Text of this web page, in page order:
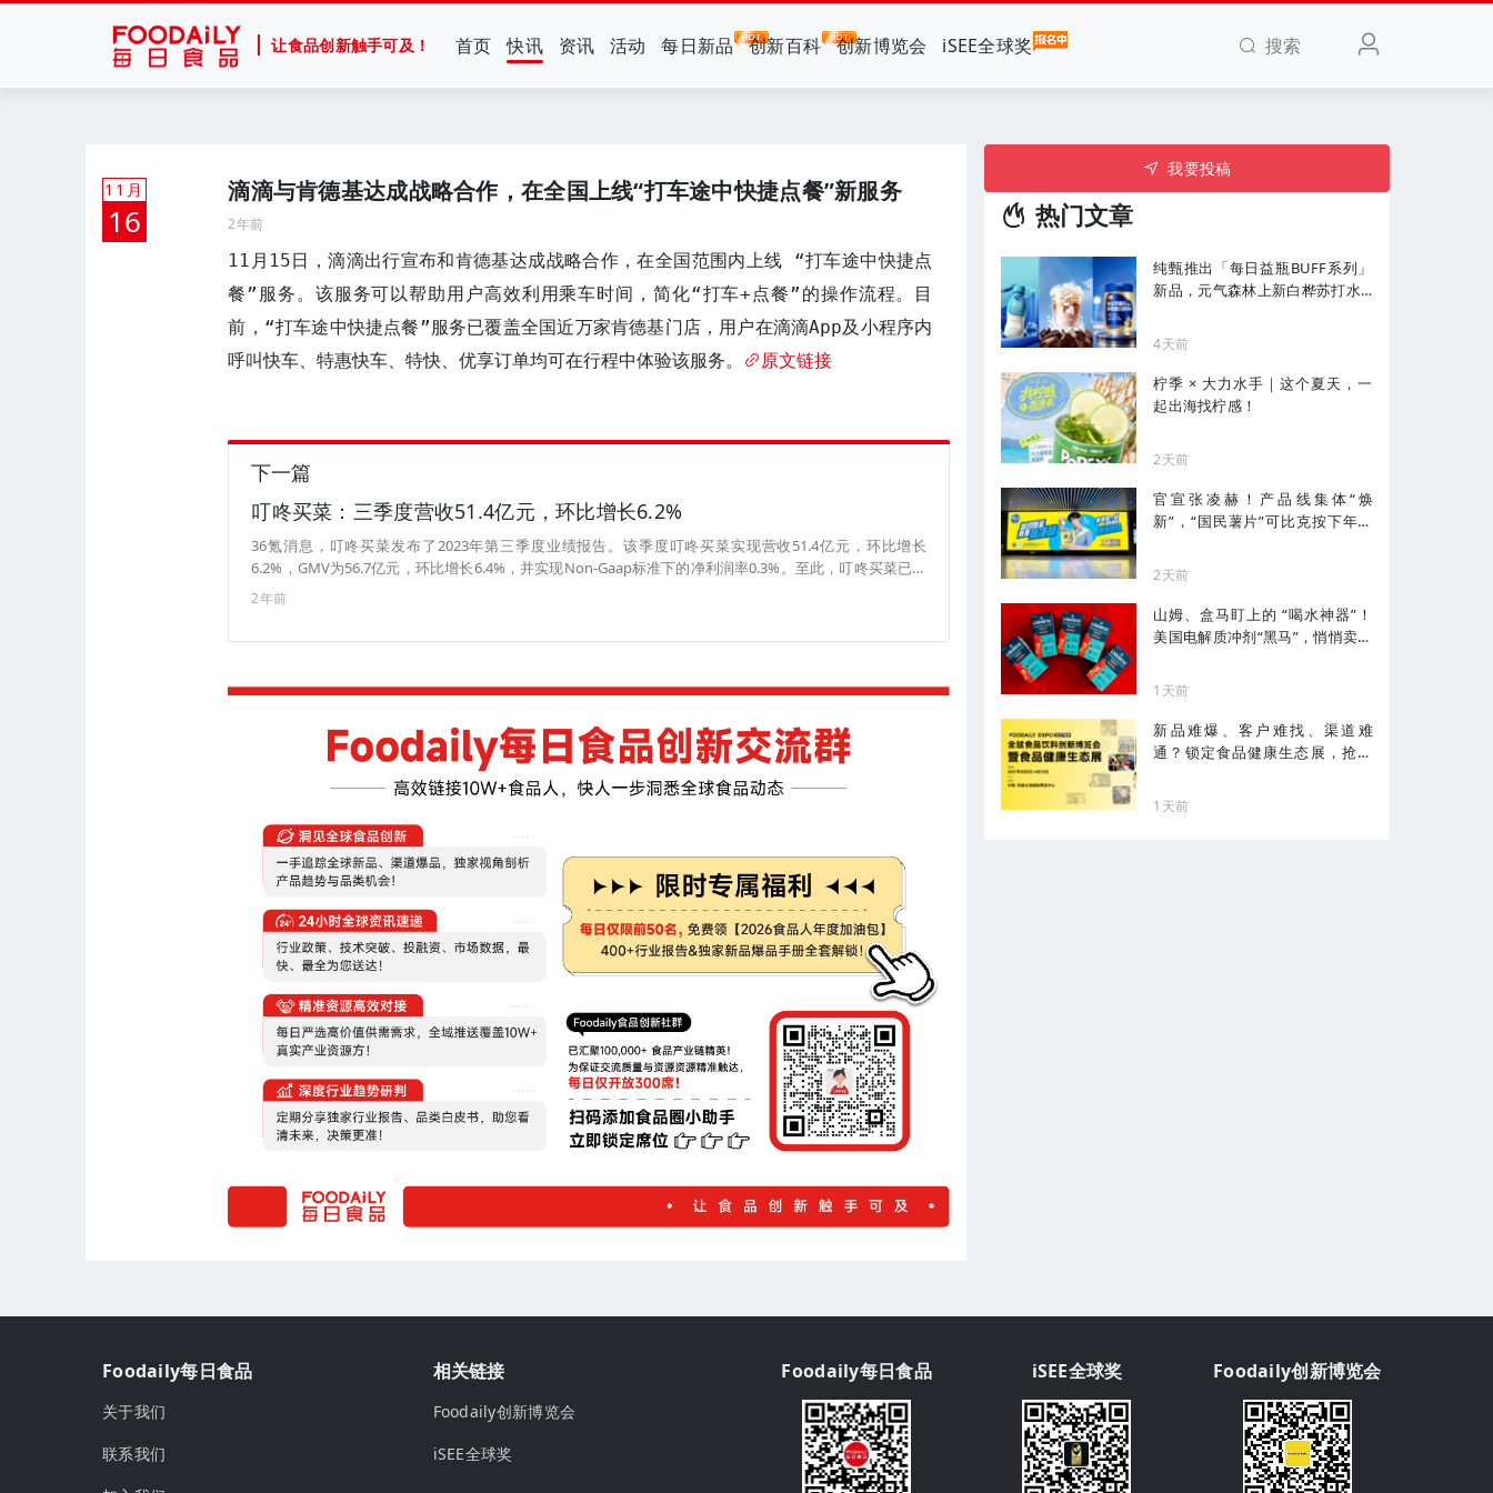
让食品创新触手可及！ 首页 快讯 资讯 活动 每日新品 创新百科 创新博览会 iSEE全球奖 搜索
11月
16
滴滴与肯德基达成战略合作，在全国上线“打车途中快捷点餐”新服务
2年前
11月15日，滴滴出行宣布和肯德基达成战略合作，在全国范围内上线 “打车途中快捷点
餐”服务。该服务可以帮助用户高效利用乘车时间，简化“打车+点餐”的操作流程。目
前，“打车途中快捷点餐”服务已覆盖全国近万家肯德基门店，用户在滴滴App及小程序内
呼叫快车、特惠快车、特快、优享订单均可在行程中体验该服务。
原文链接
下一篇
叮咚买菜：三季度营收51.4亿元，环比增长6.2%
36氪消息，叮咚买菜发布了2023年第三季度业绩报告。该季度叮咚买菜实现营收51.4亿元，环比增长
6.2%，GMV为56.7亿元，环比增长6.4%，并实现Non-Gaap标准下的净利润率0.3%。至此，叮咚买菜已经
实现了连续四个季度Non-Gaap标准下的盈利。同时该季度也实现了Gaap标准下的整体盈利。
2年前
我要投稿
热门文章
纯甄推出「每日益瓶BUFF系列」
新品，元气森林上新白桦苏打水...
4天前
柠季 × 大力水手｜这个夏天，一
起出海找柠感！
2天前
官宣张凌赫！产品线集体“焕
新”，“国民薯片”可比克按下年轻
2天前
山姆、盒马盯上的 “喝水神器”！
美国电解质冲剂“黑马”，悄悄卖了
1天前
新品难爆、客户难找、渠道难
通？锁定食品健康生态展，抢占
1天前
Foodaily每日食品
关于我们
联系我们
相关链接
Foodaily创新博览会
iSEE全球奖
Foodaily每日食品 iSEE全球奖 Foodaily创新博览会